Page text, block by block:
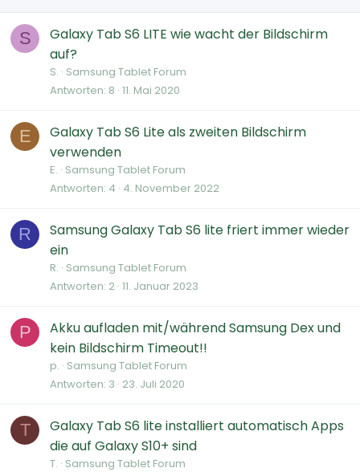
S
Galaxy Tab S6 LITE wie wacht der Bildschirm
auf?
S. Samsung Tablet Forum
Antworten 8 11. Mai 2020
E
Galaxy Tab S6 Lite als zweiten Bildschirm
verwenden
E. Samsung Tablet Forum
Antworten 4 4. November 2022
R
Samsung Galaxy Tab S6 lite friert immer wieder
ein
R. Samsung Tablet Forum
Antworten 2 11. Januar 2023
P
Akku aufladen mit/während Samsung Dex und
kein Bildschirm Timeout!!
p. Samsung Tablet Forum
Antworten 3 23. Juli 2020
T
Galaxy Tab S6 lite installiert automatisch Apps
die auf Galaxy S10+ sind
T. Samsung Tablet Forum